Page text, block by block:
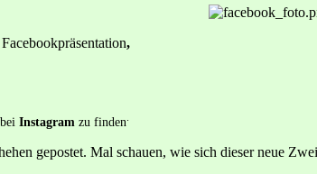
,
Instagram zu finden.
gepostet. Mal schauen, wie sich dieser neue